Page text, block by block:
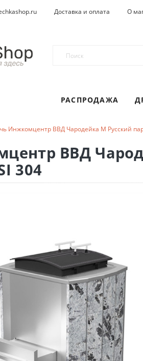
Доставка и оплата О
РАСПРОДАЖА
Инжкомцентр ВВД Чародейка М Русский
ВВД
304